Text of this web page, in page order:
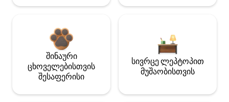
შინაური
ცხოველებისთვის
შესაფერისი
სივრცე ლეპტოპით
მუშაობისთვის